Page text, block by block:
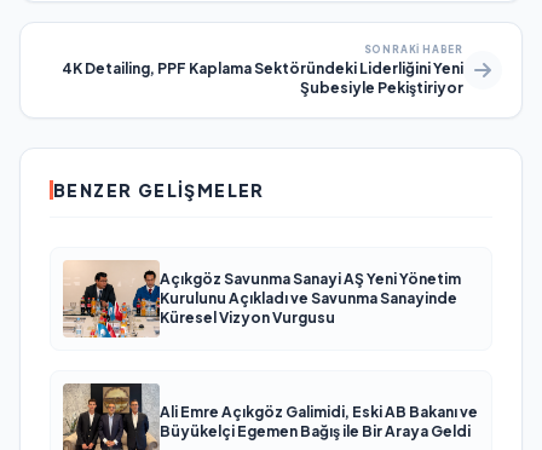
SONRAKI HABER
4K Detailing, PPF Kaplama Sektöründeki Liderliğini Yeni
Şubesiyle Pekiştiriyor
BENZER GELIŞMELER
Açıkgöz Savunma Sanayi AŞ Yeni Yönetim
Kurulunu Açıkladı ve Savunma Sanayinde
Küresel Vizyon Vurgusu
Ali Emre Açıkgöz Galimidi, Eski AB Bakanı ve
Büyükelçi Egemen Bağış ile Bir Araya Geldi